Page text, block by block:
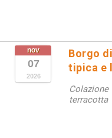
nov
07
2026
Borgo
tipica e
terracotta